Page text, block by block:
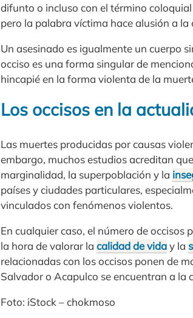
difunto o incluso con el término
pero la palabra víctima hace alusión a la
Un asesinado es igualmente un cuerpo
occiso es una forma singular de
hincapié en la forma violenta de la
Los occisos en la
Las muertes producidas por causas
embargo, muchos estudios acreditan
marginalidad, la superpoblación y la
países y ciudades particulares,
vinculados con fenómenos violentos.
En cualquier caso, el número de
la hora de valorar la calidad de viday la
relacionadas con los occisos ponen de
Salvador o Acapulco se encuentran a la
Foto: iStock – chokmoso